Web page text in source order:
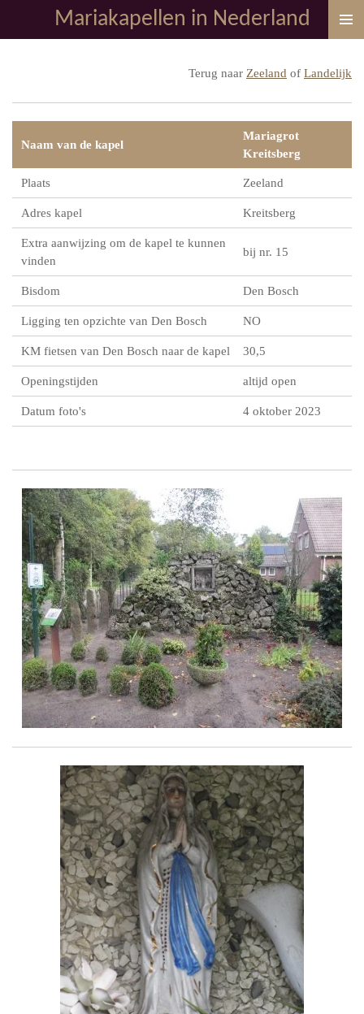
direct
Mariakapellen in Nederland
Terug naar Zeeland of Landelijk
Naam van de kapel
Mariagrot
Kreitsberg
Plaats Zeeland
Adres kapel Kreitsberg
Extra aanwijzing om de kapel te kunnen
vinden
bij nr. 15
Bisdom Den Bosch
Ligging ten opzichte van Den Bosch NO
KM fietsen van Den Bosch naar de kapel 30,5
Openingstijden altijd open
Datum foto's 4 oktober 2023